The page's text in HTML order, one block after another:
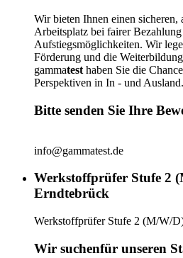
Wir bieten Ihnen einen sicheren,
Arbeitsplatz bei fairer
Aufstiegsmöglichkeiten. Wir
Förderung und die
gammatest haben Sie die
Perspektiven in In - und Ausland.
Bitte senden Sie Ihre
info@gammatest.de
Werkstoffprüfer Stufe 2
Erndtebrück
Werkstoffprüfer Stufe 2 (M/W/
Wir suchenfür unseren